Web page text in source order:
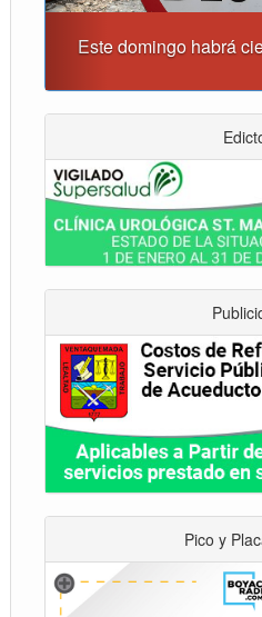
Tunja albergará el
Pico y